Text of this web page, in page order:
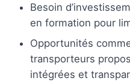
Besoin
en formation pour
Opportunités
transporteurs
intégrées et